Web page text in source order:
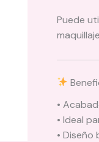
Puede
•
• Ideal
•